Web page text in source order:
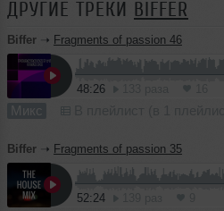
ДРУГИЕ ТРЕКИ BIFFER
Biffer ➝ Fragments of passion 46
48:26
Микс
Biffer ➝ Fragments of passion 35
52:24